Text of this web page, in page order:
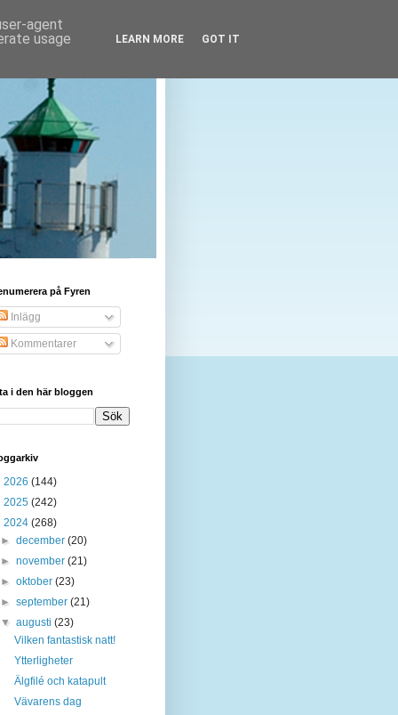
på Fyren
Inlägg
Kommentarer
i den här bloggen
2026 (144)
2025 (242)
2024 (268)
►december(20)
►november(21)
►oktober(23)
►september(21)
▼augusti(23)
Vilken fantastisk natt!
Ytterligheter
Älgfilé och katapult
Vävarens dag
agent
usage
LEARN MORE GOT IT